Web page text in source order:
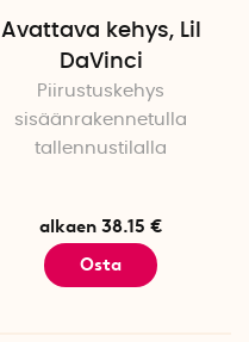
Avattava kehys, Lil
DaVinci
Piirustuskehys
sisäänrakennetulla
tallennustilalla
alkaen 38.15 €
Osta